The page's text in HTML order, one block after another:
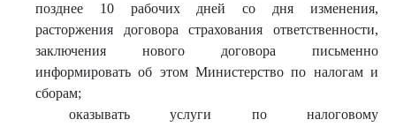
позднее 10 рабочих дней со дня изменения,
расторжения договора страхования ответственности,
заключения нового договора письменно
информировать об этом Министерство по налогам и
сборам;
оказывать услуги по налоговому